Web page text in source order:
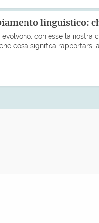
linguistico:
evolvono, con esse la nostra
cosa significa rapportarsi